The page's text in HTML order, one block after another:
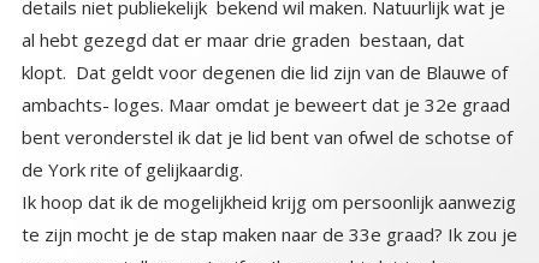
de York rite of gelijkaardig.
Ik hoop dat ik de mogelijkheid krijg om persoonlijk aanwezig
te zijn mocht je de stap maken naar de 33e graad? Ik zou je
graag voorstellen aan Lucifer. Ik verwacht dat je dan
terugkomt en uitlegt dat er geen verdere ontwikkeling is na
de 33e graad. Nu als je dat geluk hebt, zul je voor een
leuke verrassing komen te staan ergens onderweg. Ik hoop